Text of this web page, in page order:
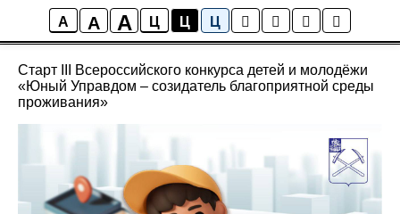
A A A Ц Ц Ц
Новости школы
Старт III Всероссийского конкурса детей и молодёжи
«Юный Управдом – созидатель благоприятной среды
проживания»